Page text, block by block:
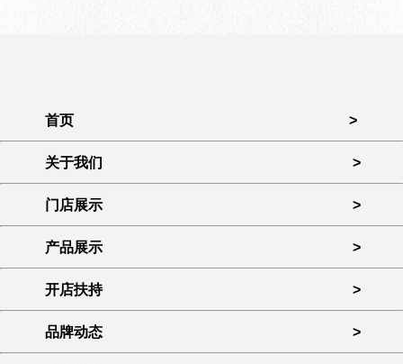
首页 >
关于我们 >
门店展示 >
产品展示 >
开店扶持 >
品牌动态 >